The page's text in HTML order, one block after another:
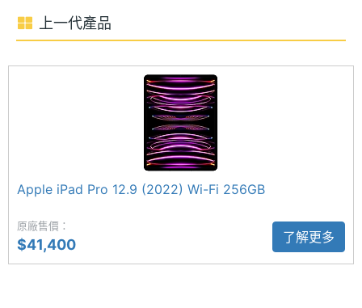
Apple iPad Pro 13 (2024) Wi-Fi 256GB 內建 38.99
瓦特小時可充電鋰聚合物電池，擁有長達 10 小時的影
片續航力。機身搭載 USB-C 連接埠，支援
Thunderbolt 3、USB 4，傳輸速度最高可達
40Gb/s；可透過 USB‑C 支援原生 DisplayPort 輸
出。音效部分，擁有四揚聲器系統，具備錄音室等級
四麥克風陣列，能夠用於通話、錄音及錄影使用。
橫向 1,200 萬畫素前置鏡頭
Apple iPad Pro 13 (2024) Wi-Fi 256GB 為了強化視
顯示螢幕
主螢幕
13 inch
2752x2064 pixels
主螢幕
度
1600 nits
主螢幕
OLED
上一代產品
Apple iPad Pro 12.9 (2022) Wi-Fi 256GB
原廠售價：
$41,400 了解更多